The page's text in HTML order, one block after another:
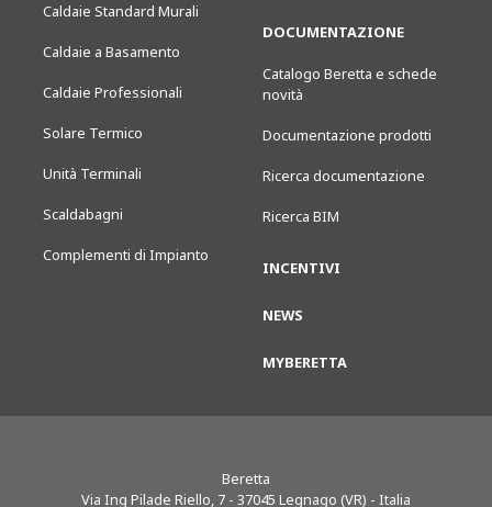
Caldaie Standard Murali
Caldaie a Basamento
Caldaie Professionali
Solare Termico
Unità Terminali
Scaldabagni
Complementi di Impianto
DOCUMENTAZIONE
Catalogo Beretta e schede
novità
Documentazione prodotti
Ricerca documentazione
Ricerca BIM
INCENTIVI
NEWS
MYBERETTA
Beretta
Via Ing Pilade Riello, 7 - 37045 Legnago (VR) - Italia